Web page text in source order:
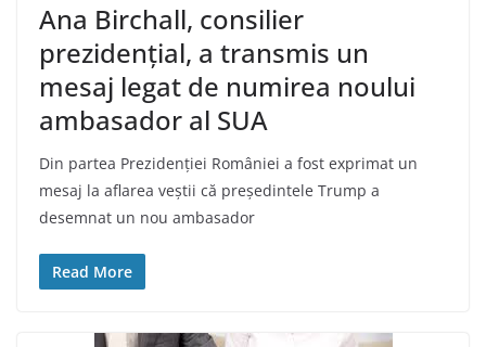
Ana Birchall, consilier
prezidențial, a transmis un
mesaj legat de numirea noului
ambasador al SUA
Din partea Prezidenției României a fost exprimat un
mesaj la aflarea veștii că președintele Trump a
desemnat un nou ambasador
Read More